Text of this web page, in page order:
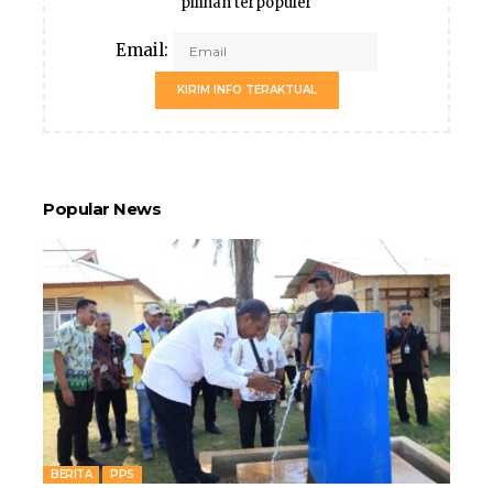
Email:
KIRIM INFO TERAKTUAL
Popular News
BERITA PPS